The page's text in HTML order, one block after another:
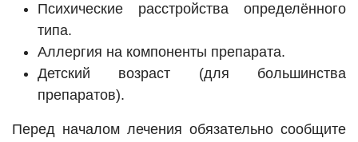
Психические расстройства определённого
типа.
Аллергия на компоненты препарата.
Детский возраст (для большинства
препаратов).
Перед началом лечения обязательно сообщите